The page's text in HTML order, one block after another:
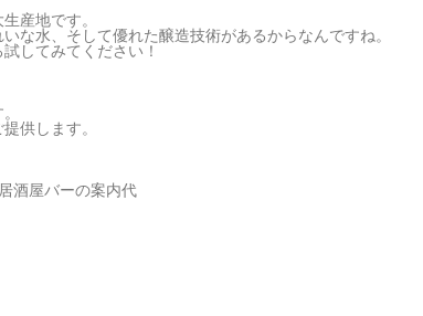
産地です。
な水、そして優れた醸造技術があるからなんですね。
してみてください！
供します。
酒屋バーの案内代